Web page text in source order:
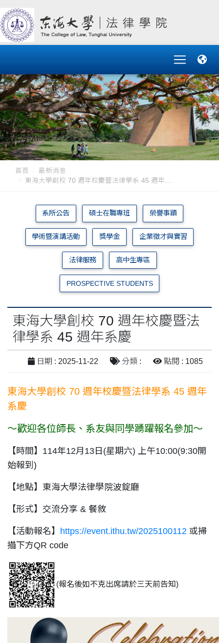
首頁
最新消息
東海大學創校 70 週年校慶暨法律學系 45 週年....
系所公告 碩士在職專班 榮譽事蹟
學術暨演講活動 獎學金 企業徵才與實習
法律服務 高中生專區
PROSPECTIVE STUDENTS
東海大學創校 70 週年校慶暨法
律學系 45 週年系慶
日期 : 2025-11-22 分類 : 點閱 : 1085
東海大學創校 70 週年校慶暨法律學系 45 週年
系慶
～歡迎各位師長、系友與同學踴躍報名參加～
【時間】114年12月13日(星期六) 上午10:00(9:30開
始報到)
【地點】東海大學法律學院波錠廳
【形式】交流分享 & 餐敘
【活動報名】 https://event.ithu.tw/2025100112 或掃
描下方QR code
(報名後如不克出席請於三天前告知)